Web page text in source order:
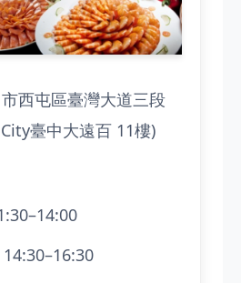
西屯區臺灣大道三段
臺中大遠百 11樓)